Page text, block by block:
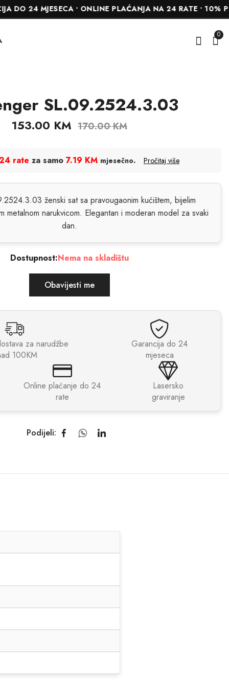
MJESECA • ONLINE PLAĆANJA NA 24 RATE • 10%
0
Slazenger
SL.09.2524.3.01
Slazenger
SL.09.2524.3.05
SL.09.2524.3.03
153.00 KM 170.00KM
rate za samo 7.19 KM mjesečno. Pročitaj više
ženski sat sa pravougaonim kućištem, bijelim
metalnom narukvicom. Elegantan i moderan model za svaki
dan.
Dostupnost:Nema na skladištu
Obavijesti me
za narudžbe
100KM
Garancija do 24
mjeseca
Online plaćanje do 24
rate
Lasersko
graviranje
Podijeli: